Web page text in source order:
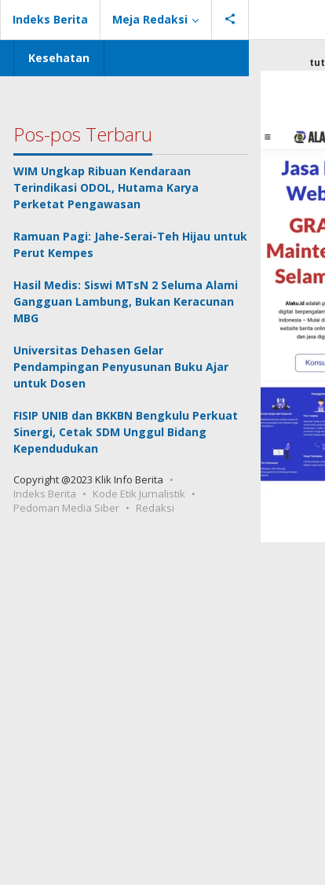
Indeks Berita Meja Redaksi
Kesehatan
Pos-pos Terbaru
WIM Ungkap Ribuan Kendaraan
Terindikasi ODOL, Hutama Karya
Perketat Pengawasan
Ramuan Pagi: Jahe-Serai-Teh Hijau untuk
Perut Kempes
Hasil Medis: Siswi MTsN 2 Seluma Alami
Gangguan Lambung, Bukan Keracunan
MBG
Universitas Dehasen Gelar
Pendampingan Penyusunan Buku Ajar
untuk Dosen
FISIP UNIB dan BKKBN Bengkulu Perkuat
Sinergi, Cetak SDM Unggul Bidang
Kependudukan
Copyright @2023 Klik Info Berita
Indeks Berita
Kode Etik Jurnalistik
Pedoman Media Siber
Redaksi